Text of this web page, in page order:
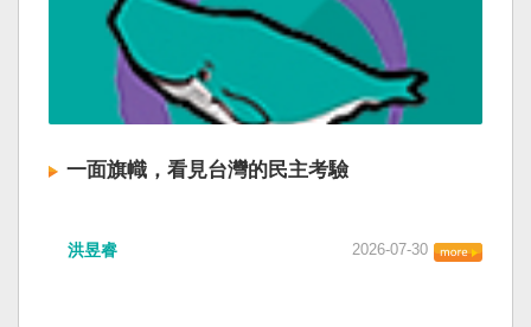
一面旗幟，看見台灣的民主考驗
洪昱睿 2026-07-30